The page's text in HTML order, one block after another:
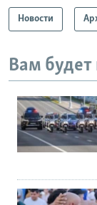
Новости
Вам будет